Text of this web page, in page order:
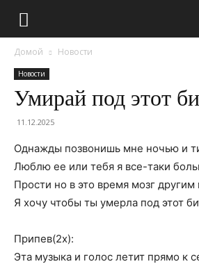
Домой Новости
Новости
Умирай под этот
11.12.2025
Однажды позвонишь мне ночью и
Люблю ее или тебя я все-таки
Прости но в это время мозг другим
Я хочу чтобы ты умерла под этот
Припев(2х):
Эта музыка и голос летит прямо к